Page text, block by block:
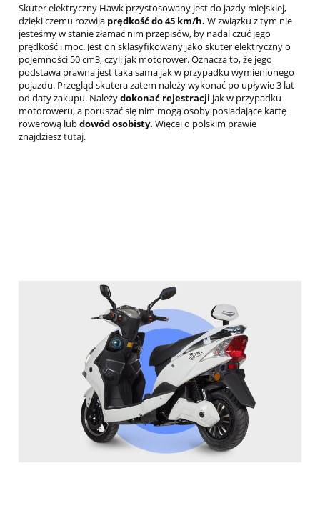
Skuter elektryczny Hawk przystosowany jest do jazdy miejskiej,
dzięki czemu rozwija prędkość do 45 km/h. W związku z tym nie
jesteśmy w stanie złamać nim przepisów, by nadal czuć jego
prędkość i moc. Jest on sklasyfikowany jako skuter elektryczny o
pojemności 50 cm3, czyli jak motorower. Oznacza to, że jego
podstawa prawna jest taka sama jak w przypadku wymienionego
pojazdu. Przegląd skutera zatem należy wykonać po upływie 3 lat
od daty zakupu. Należydokonać rejestracji jak w przypadku
motoroweru, a poruszać się nim mogą osoby posiadające kartę
rowerową lubdowód osobisty. Więcej o polskim prawie
znajdziesztutaj.